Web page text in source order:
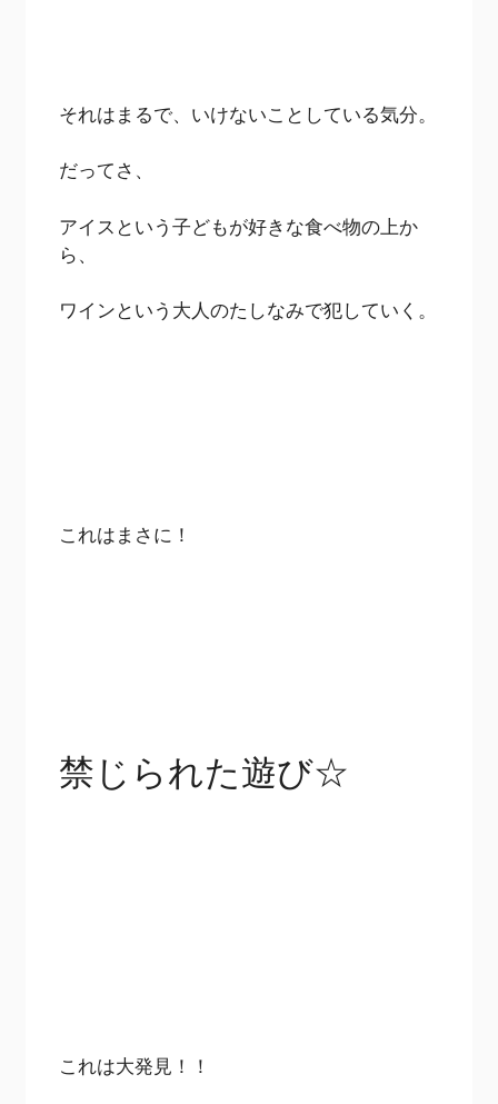
それはまるで、いけないことしている気分。
だってさ、
アイスという子どもが好きな食べ物の上か
ら、
ワインという大人のたしなみで犯していく。
これはまさに！
禁じられた遊び☆
これは大発見！！